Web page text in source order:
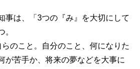
は、「3つの『み』を大切にして
。
のこと。自分のこと、何になりた
が苦手か、将来の夢などを大事に